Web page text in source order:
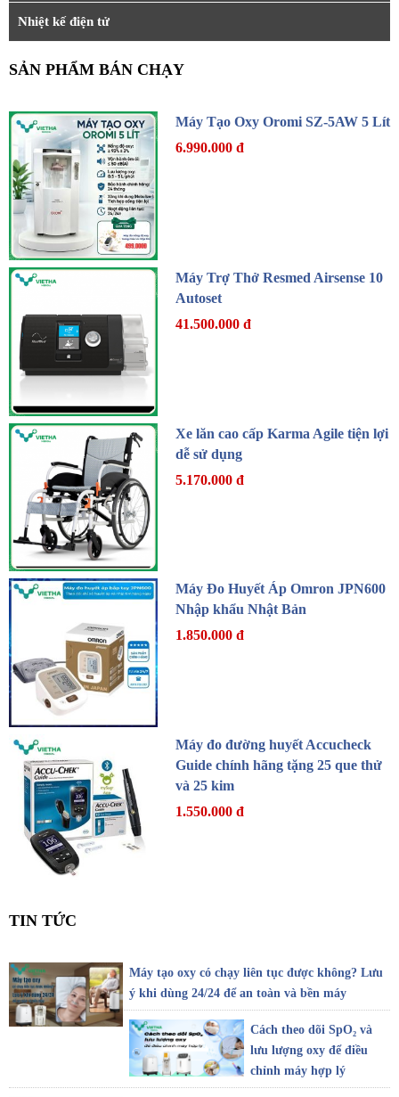
Nhiệt kế điện tử
SẢN PHẨM BÁN CHẠY
Máy Tạo Oxy Oromi SZ-5AW 5 Lít
6.990.000 đ
Máy Trợ Thở Resmed Airsense 10
Autoset
41.500.000 đ
Xe lăn cao cấp Karma Agile tiện lợi
dễ sử dụng
5.170.000 đ
Máy Đo Huyết Áp Omron JPN600
Nhập khẩu Nhật Bản
1.850.000 đ
Máy đo đường huyết Accucheck
Guide chính hãng tặng 25 que thử
và 25 kim
1.550.000 đ
TIN TỨC
Máy tạo oxy có chạy liên tục được không? Lưu
ý khi dùng 24/24 để an toàn và bền máy
Cách theo dõi SpO₂ và
lưu lượng oxy để điều
chỉnh máy hợp lý